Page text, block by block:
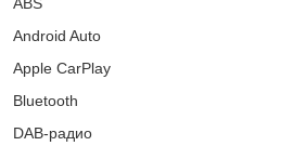
Android Auto
Apple CarPlay
Bluetooth
DAB-радио